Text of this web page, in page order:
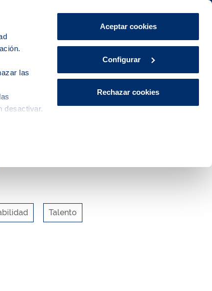
las
desactivar.
Aceptar cookies
Configurar
Rechazar cookies
CA ES Área de Clientes
educa y participa Contacto
Talento